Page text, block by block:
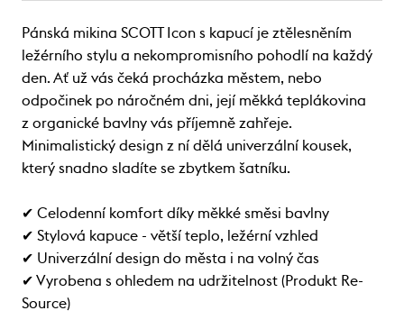
Pánská mikina SCOTT Icon s kapucí je ztělesněním
ležérního stylu a nekompromisního pohodlí na každý
den. Ať už vás čeká procházka městem, nebo
odpočinek po náročném dni, její měkká teplákovina
z organické bavlny vás příjemně zahřeje.
Minimalistický design z ní dělá univerzální kousek,
který snadno sladíte se zbytkem šatníku.
✔ Celodenní komfort díky měkké směsi bavlny
✔ Stylová kapuce - větší teplo, ležérní vzhled
✔ Univerzální design do města i na volný čas
✔ Vyrobena s ohledem na udržitelnost (Produkt Re-
Source)